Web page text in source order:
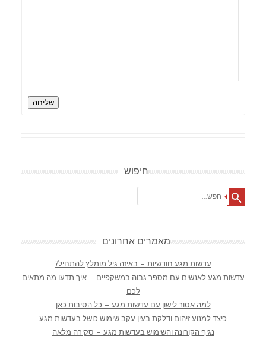
שליחה
חיפוש
מאמרים אחרונים
עדשות מגע חודשיות – באיזה גיל מומלץ להתחיל?
עדשות מגע לאנשים עם מספר גבוה במשקפיים – איך תדעו מה מתאים
לכם
למה אסור לישון עם עדשות מגע – כל הסיבות כאן
כיצד למנוע זיהום ודלקת בעין עקב שימוש כושל בעדשות מגע
נגיף הקורונה והשימוש בעדשות מגע – סקירה מלאה